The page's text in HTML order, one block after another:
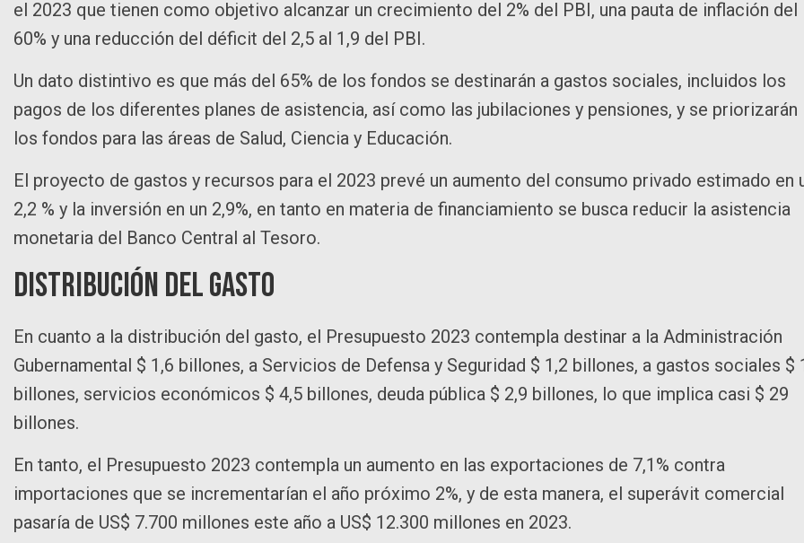
el 2023 que tienen como objetivo alcanzar un crecimiento del 2% del PBI, una pauta de inflación del
60% y una reducción del déficit del 2,5 al 1,9 del PBI.
Un dato distintivo es que más del 65% de los fondos se destinarán a gastos sociales, incluidos los
pagos de los diferentes planes de asistencia, así como las jubilaciones y pensiones, y se priorizarán
los fondos para las áreas de Salud, Ciencia y Educación.
El proyecto de gastos y recursos para el 2023 prevé un aumento del consumo privado estimado en
2,2 % y la inversión en un 2,9%, en tanto en materia de financiamiento se busca reducir la asistencia
monetaria del Banco Central al Tesoro.
Distribución del gasto
En cuanto a la distribución del gasto, el Presupuesto 2023 contempla destinar a la Administración
Gubernamental $ 1,6 billones, a Servicios de Defensa y Seguridad $ 1,2 billones, a gastos sociales $
billones, servicios económicos $ 4,5 billones, deuda pública $ 2,9 billones, lo que implica casi $ 29
billones.
En tanto, el Presupuesto 2023 contempla un aumento en las exportaciones de 7,1% contra
importaciones que se incrementarían el año próximo 2%, y de esta manera, el superávit comercial
pasaría de US$ 7.700 millones este año a US$ 12.300 millones en 2023.